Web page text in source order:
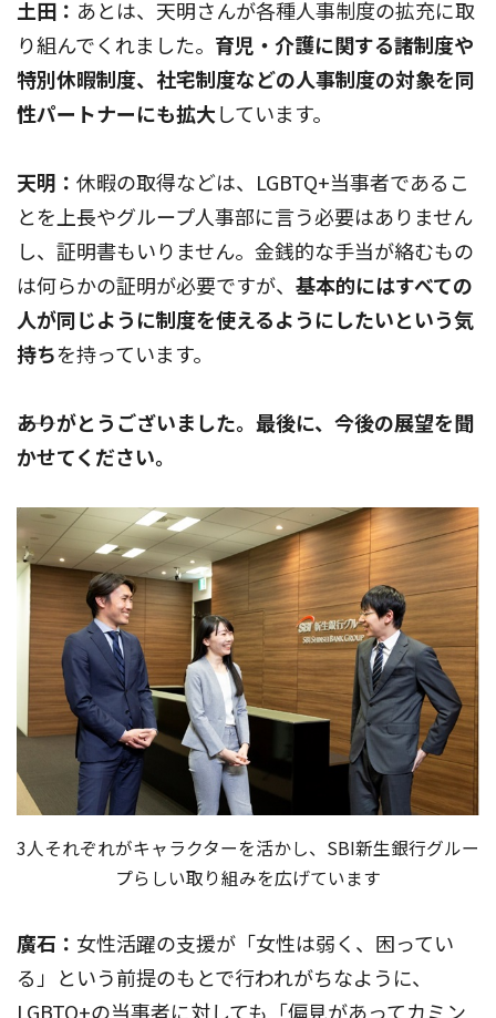
土田： あとは、天明さんが各種人事制度の拡充に取
り組んでくれました。 育児・介護に関する諸制度や
特別休暇制度、社宅制度などの人事制度の対象を同
性パートナーにも拡大しています。
天明： 休暇の取得などは、LGBTQ+当事者であるこ
とを上長やグループ人事部に言う必要はありません
し、証明書もいりません。金銭的な手当が絡むもの
は何らかの証明が必要ですが、 基本的にはすべての
人が同じように制度を使えるようにしたいという気
持ちを持っています。
――ありがとうございました。最後に、今後の展望を聞
かせてください。
3人それぞれがキャラクターを活かし、SBI新生銀行グルー
プらしい取り組みを広げています
廣石： 女性活躍の支援が「女性は弱く、困ってい
る」という前提のもとで行われがちなように、
LGBTQ+の当事者に対しても「偏見があってカミン